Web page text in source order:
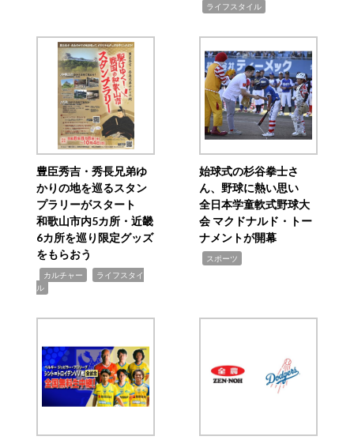
ライフスタイル
豊臣秀吉・秀長兄弟ゆ
かりの地を巡るスタン
プラリーがスタート
和歌山市内5カ所・近畿
6カ所を巡り限定グッズ
をもらおう
カルチャー
ライフスタイ
ル
始球式の杉谷拳士さ
ん、野球に熱い思い
全日本学童軟式野球大
会 マクドナルド・トー
ナメントが開幕
スポーツ